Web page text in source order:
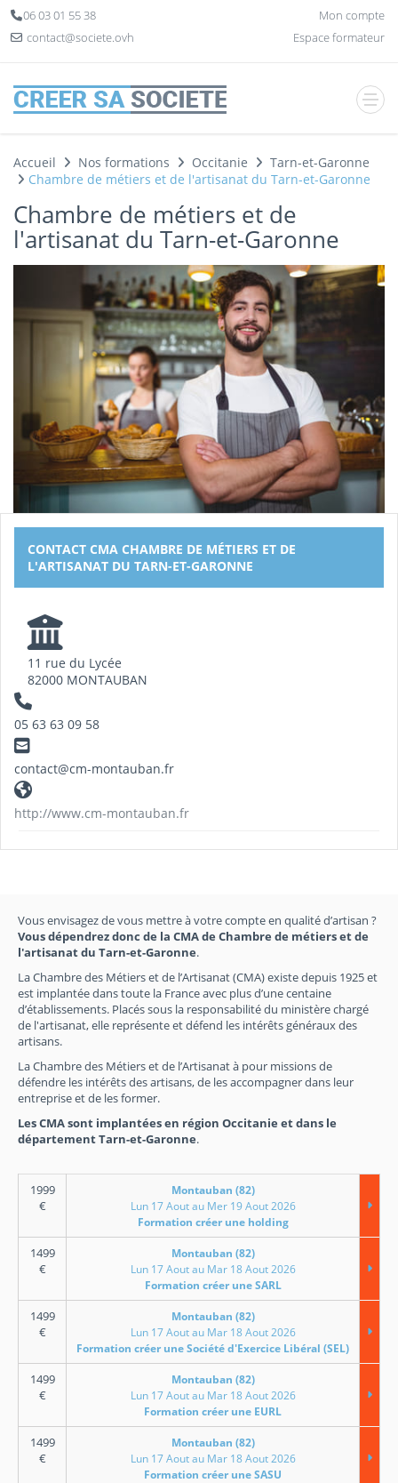
06 03 01 55 38
contact@societe.ovh
Mon compte
Espace formateur
Accueil Nos formations Occitanie
Tarn-et-Garonne
Chambre de métiers et de l'artisanat du Tarn-et-Garonne
Chambre de métiers et de
l'artisanat du Tarn-et-Garonne
CONTACT CMA CHAMBRE DE MÉTIERS ET DE
L'ARTISANAT DU TARN-ET-GARONNE
11 rue du Lycée
82000 MONTAUBAN
05 63 63 09 58
contact@cm-montauban.fr
http://www.cm-montauban.fr
Vous envisagez de vous mettre à votre compte en qualité d’artisan ?
Vous dépendrez donc de la CMA de Chambre de métiers et de
l'artisanat du Tarn-et-Garonne.
La Chambre des Métiers et de l’Artisanat (CMA) existe depuis 1925 et
est implantée dans toute la France avec plus d’une centaine
d’établissements. Placés sous la responsabilité du ministère chargé
de l'artisanat, elle représente et défend les intérêts généraux des
artisans.
La Chambre des Métiers et de l’Artisanat à pour missions de
défendre les intérêts des artisans, de les accompagner dans leur
entreprise et de les former.
Les CMA sont implantées en région Occitanie et dans le
département Tarn-et-Garonne.
1999
€
Montauban (82)
Lun 17 Aout au Mer 19 Aout 2026
Formation créer une holding
1499
€
Montauban (82)
Lun 17 Aout au Mar 18 Aout 2026
Formation créer une SARL
1499
€
Montauban (82)
Lun 17 Aout au Mar 18 Aout 2026
Formation créer une Société d'Exercice Libéral (SEL)
1499
€
Montauban (82)
Lun 17 Aout au Mar 18 Aout 2026
Formation créer une EURL
1499
€
Montauban (82)
Lun 17 Aout au Mar 18 Aout 2026
Formation créer une SASU
Panneau de gestion des cookies